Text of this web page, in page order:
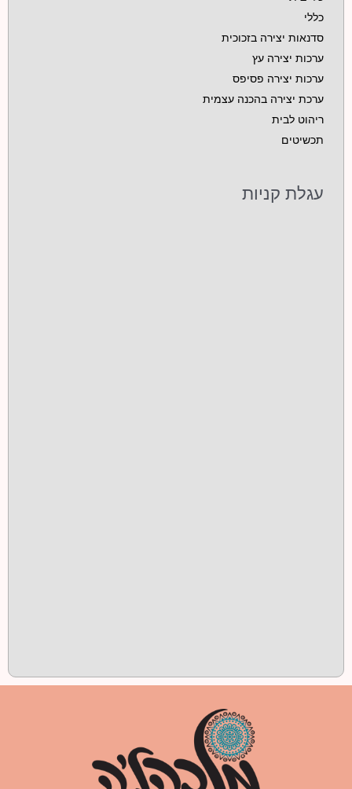
כללי
סדנאות יצירה בזכוכית
ערכות יצירה עץ
ערכות יצירה פסיפס
ערכת יצירה בהכנה עצמית
ריהוט לבית
תכשיטים
עגלת קניות